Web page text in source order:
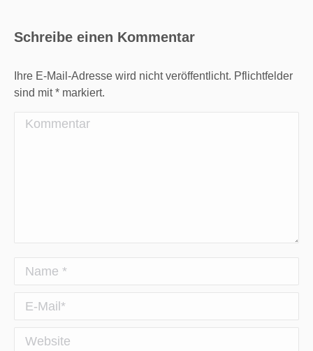
Schreibe einen Kommentar
Ihre E-Mail-Adresse wird nicht veröffentlicht. Pflichtfelder
sind mit* markiert.
Kommentar
Name *
E-Mail *
Website